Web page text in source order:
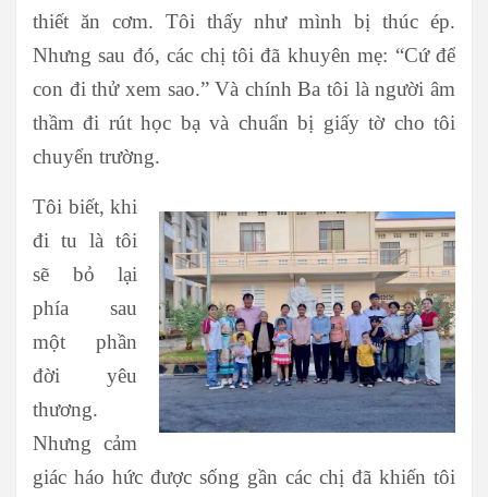
thiết ăn cơm. Tôi thấy như mình bị thúc ép.
Nhưng sau đó, các chị tôi đã khuyên mẹ: “Cứ để
con đi thử xem sao.” Và chính Ba tôi là người âm
thầm đi rút học bạ và chuẩn bị giấy tờ cho tôi
chuyển trường.
Tôi biết, khi
đi tu là tôi
sẽ bỏ lại
phía sau
một phần
đời yêu
thương.
Nhưng cảm
giác háo hức được sống gần các chị đã khiến tôi